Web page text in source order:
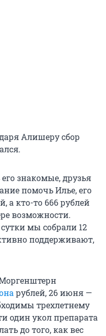
Алишеру сбор
знакомые, друзья
помочь Илье, его
а кто-то 666 рублей
возможности.
мы собрали 12
поддерживают,
рублей, 26 июня —
трехлетнему
один укол препарата
до того, как вес